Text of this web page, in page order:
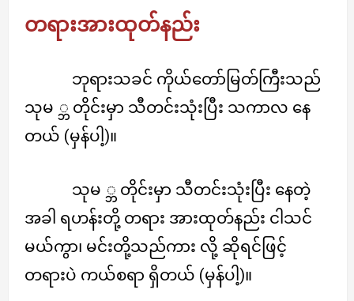
တရားအားထုတ်နည်း
ဘုရားသခင် ကိုယ်တော်မြတ်ကြီးသည်
သုမ ္ဘ တိုင်းမှာ သီတင်းသုံးပြီး သကာလ နေ
တယ် (မှန်ပါ့)။
သုမ ္ဘ တိုင်းမှာ သီတင်းသုံးပြီး နေတဲ့
အခါ ရဟန်းတို့ တရား အားထုတ်နည်း ငါသင်
မယ်ကွာ၊ မင်းတို့သည်ကား လို့ ဆိုရင်ဖြင့်
တရားပဲ ကယ်စရာ ရှိတယ် (မှန်ပါ့)။